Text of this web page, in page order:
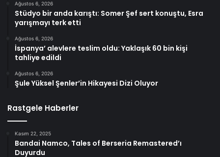
Ağustos 6, 2026
Stüdyo bir anda karıştı: Somer Şef sert konuştu, Esra
yarışmayı terk etti
Ağustos 6, 2026
İspanya’ alevlere teslim oldu: Yaklaşık 60 bin kişi
tahliye edildi
Ağustos 6, 2026
Şule Yüksel Şenler’in Hikayesi Dizi Oluyor
Rastgele Haberler
Kasım 22, 2025
Bandai Namco, Tales of Berseria Remastered’ı
Duyurdu